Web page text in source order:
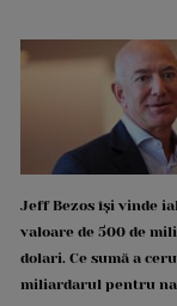
Jeff Bezos își vinde
valoare de 500 de
dolari. Ce sumă a
miliardarul pentru